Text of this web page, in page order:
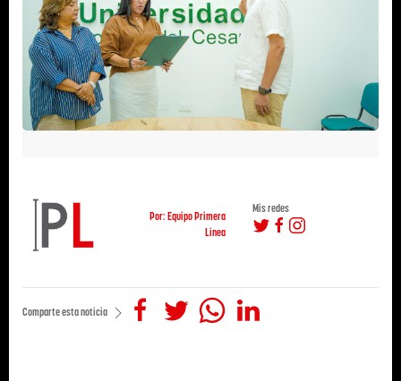
Por: Equipo Primera
Linea
Mis redes
Comparte esta noticia